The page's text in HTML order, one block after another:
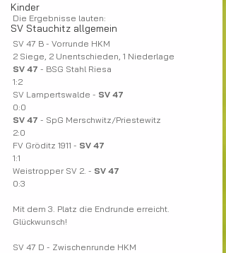
Kinder
SV Stauchitz allgemein
Die Ergebnisse lauten:
SV 47 B - Vorrunde HKM
2 Siege, 2 Unentschieden, 1 Niederlage
SV 47 - BSG Stahl Riesa
1:2
SV Lampertswalde - SV 47
0:0
SV 47 - SpG Merschwitz/Priestewitz
2:0
FV Gröditz 1911 - SV 47
1:1
Weistropper SV 2. - SV 47
0:3
Mit dem 3. Platz die Endrunde erreicht.
Glückwunsch!
SV 47 D - Zwischenrunde HKM